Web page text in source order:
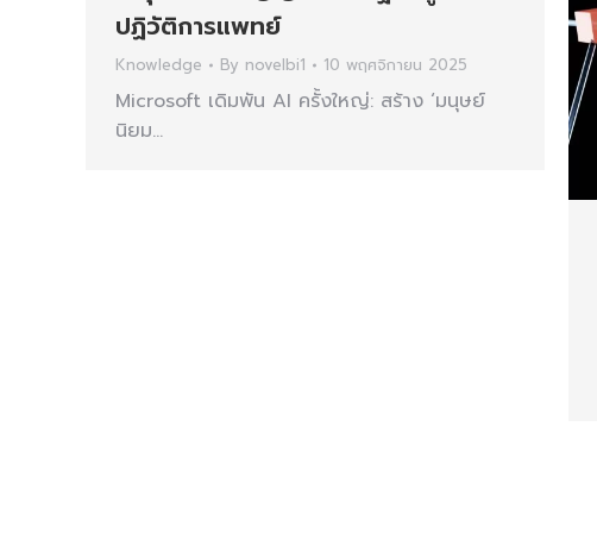
ปฏิวัติการแพทย์
Knowledge By novelbi1 10 พฤศจิกายน 2025
Microsoft เดิมพัน AI ครั้งใหญ่: สร้าง ‘มนุษย์
นิยม…